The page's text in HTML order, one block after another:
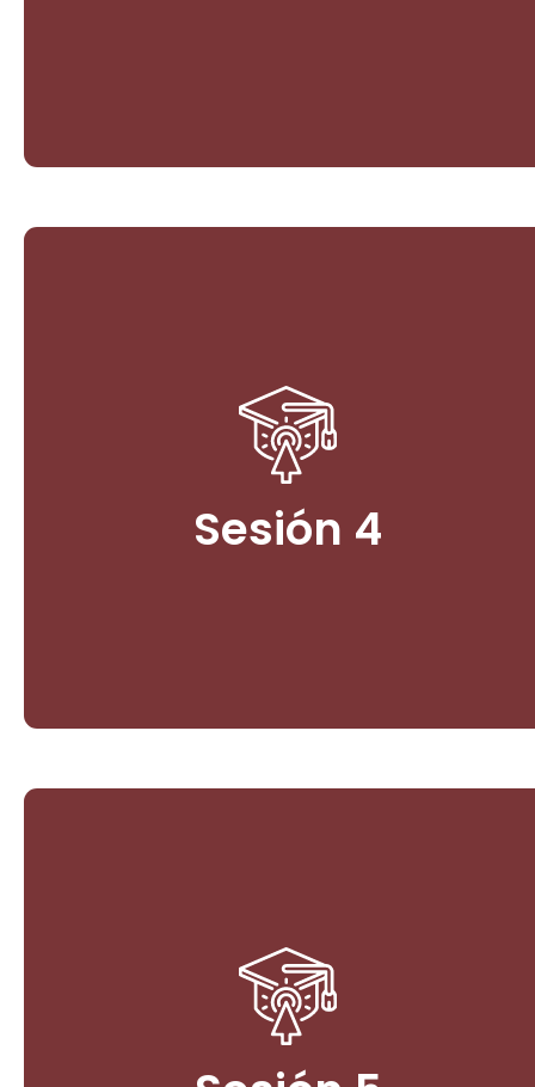
Sesión 4
Derechos Constitucionales vs
Derechos propios de los pueblos
étnicos
2. Nuevos derechos de la naturaleza, a partir del
Biocentrismo: El producto de la movilización social
de la jurisdicción
jurisprudencia acerca de los
derechos de la naturaleza: Río
Atrato, Río Cauca, Río Pance, la
Amazonía
2. Nuevos derechos de la naturaleza, a partir del
Biocentrismo: El producto de la movilización social
junto con acciones judiciales y los pronunciamientos